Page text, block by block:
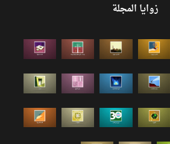
زوايا المجلة